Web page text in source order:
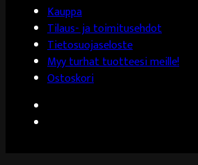
Kauppa
Tilaus- ja toimitusehdot
Tietosuojaseloste
Myy turhat tuotteesi meille!
Ostoskori